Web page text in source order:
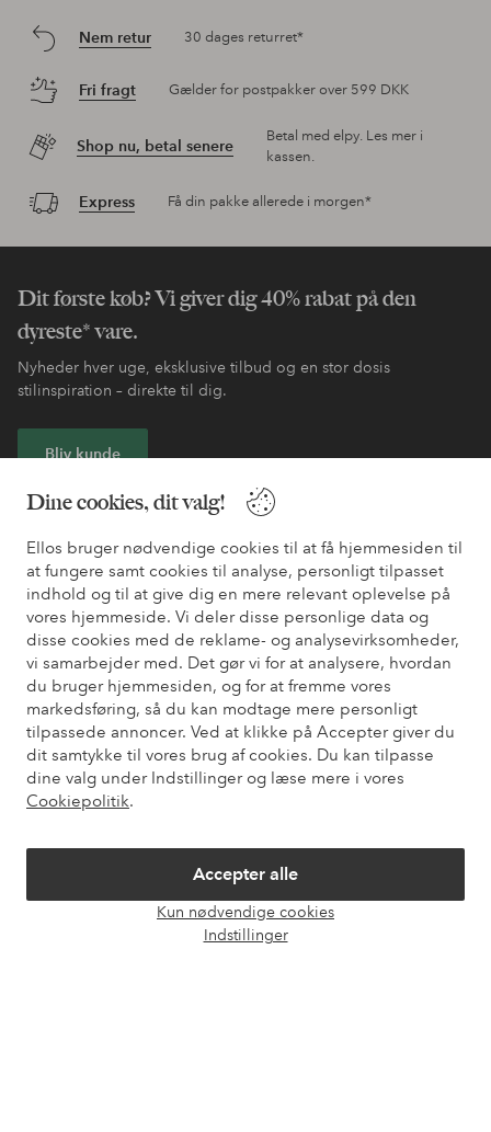
Dine cookies, dit valg!
Ellos bruger nødvendige cookies til at få hjemmesiden til
at fungere samt cookies til analyse, personligt tilpasset
indhold og til at give dig en mere relevant oplevelse på
vores hjemmeside. Vi deler disse personlige data og
disse cookies med de reklame- og analysevirksomheder,
vi samarbejder med. Det gør vi for at analysere, hvordan
du bruger hjemmesiden, og for at fremme vores
markedsføring, så du kan modtage mere personligt
tilpassede annoncer. Ved at klikke på Accepter giver du
dit samtykke til vores brug af cookies. Du kan tilpasse
dine valg under Indstillinger og læse mere i vores
Cookiepolitik.
Accepter alle
Kun nødvendige cookies
Indstillinger
Nem retur 30 dages returret*
Fri fragt Gælder for postpakker over 599 DKK
Shop nu, betal senere
Betal med elpy. Les mer i
kassen.
Express Få din pakke allerede i morgen*
Dit første køb? Vi giver dig 40% rabat på den
dyreste* vare.
Nyheder hver uge, eksklusive tilbud og en stor dosis
stilinspiration – direkte til dig.
Bliv kunde
* Se tilbudsbetingelser ved registrering
Har du brug for hjælp?
Du kan finde svar på de oftest stillede spørgsmål i vores FAQ.
Du kan også finde oplysninger om, hvordan du kontakter os.
Kundeservice Bestilling Betalingsmåde
Mine sider
Om Ellos